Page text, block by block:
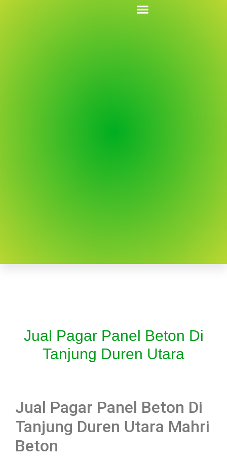
Jual Pagar Panel Beton Di
Tanjung Duren Utara
Jual Pagar Panel Beton Di
Tanjung Duren Utara Mahri
Beton